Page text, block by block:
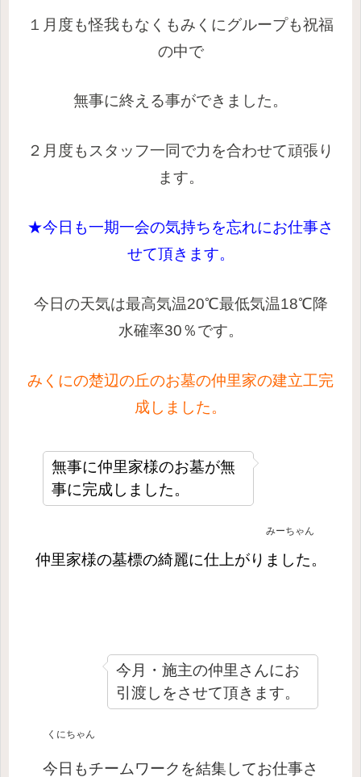
１月度も怪我もなくもみくにグループも祝福
の中で
無事に終える事ができました。
２月度もスタッフ一同で力を合わせて頑張り
ます。
★今日も一期一会の気持ちを忘れにお仕事さ
せて頂きます。
今日の天気は最高気温20℃最低気温18℃降
水確率30％です。
みくにの楚辺の丘のお墓の仲里家の建立工完
成しました。
みーちゃん
無事に仲里家様のお墓が無
事に完成しました。
仲里家様の墓標の綺麗に仕上がりました。
くにちゃん
今月・施主の仲里さんにお
引渡しをさせて頂きます。
今日もチームワークを結集してお仕事さ